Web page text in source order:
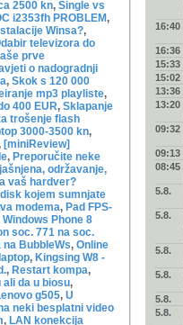
2500 kn, Single vs
i2353fh PROBLEM,
Winsa?,
televizora do
prve
o nadogradnji
, Skok s 120 000
mp3 playliste,
400 EUR, Sklapanje
trošenje flash
3000-3500 kn,
[miniReview]
, Preporučite neke
održavanje,
vaš hardver?
kojem sumnjate
modema, Pad FPS-
Windows Phone 8
soc. 771 na soc.
na BubbleWs, Online
, Kingsing W8 -
, Restart kompa,
da u biosu,
g505, U
neki besplatni video
, LAN konekcija
16:40
16:36
15:33
15:02
13:36
13:20
09:32
09:13
08:45
5.8.
5.8.
5.8.
5.8.
5.8.
5.8.